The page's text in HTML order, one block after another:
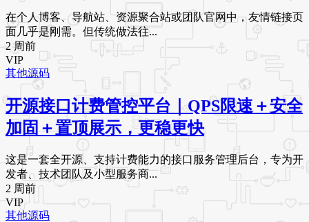
在个人博客、导航站、资源聚合站或团队官网中，友情链接页
面几乎是刚需。但传统做法往...
2 周前
VIP
其他源码
开源接口计费管控平台｜QPS限速＋安全
加固＋置顶展示，更稳更快
这是一套全开源、支持计费能力的接口服务管理后台，专为开
发者、技术团队及小型服务商...
2 周前
VIP
其他源码